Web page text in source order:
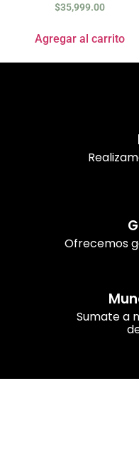
$35,999.00
Agregar al carrito
Ofrecemos
Sumate a